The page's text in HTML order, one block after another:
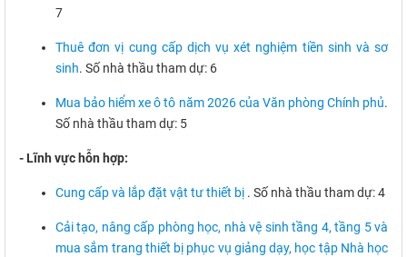
7
Thuê đơn vị cung cấp dịch vụ xét nghiệm tiền sinh và sơ
sinh. Số nhà thầu tham dự: 6
Mua bảo hiểm xe ô tô năm 2026 của Văn phòng Chính phủ.
Số nhà thầu tham dự: 5
- Lĩnh vực hỗn hợp:
Cung cấp và lắp đặt vật tư thiết bị . Số nhà thầu tham dự: 4
Cải tạo, nâng cấp phòng học, nhà vệ sinh tầng 4, tầng 5 và
mua sắm trang thiết bị phục vụ giảng dạy, học tập Nhà học